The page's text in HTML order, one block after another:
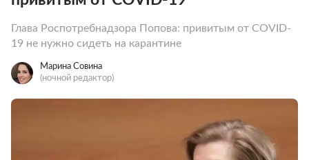
Глава Роспотребнадзора Попова: привитым от COVID-
19 не нужно сидеть на карантине
Марина Совина
(ночной редактор)